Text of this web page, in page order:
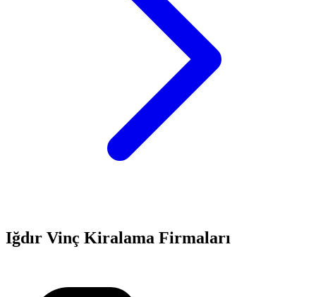
Iğdır Vinç Kiralama Firmaları